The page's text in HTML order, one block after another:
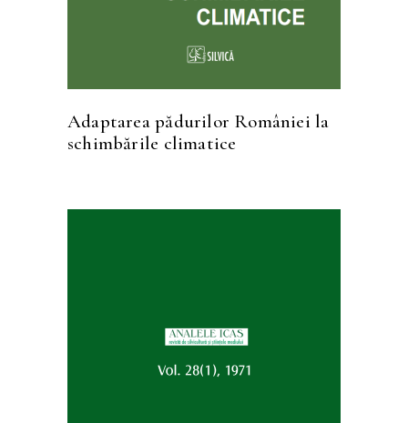
Adaptarea pădurilor României la
schimbările climatice